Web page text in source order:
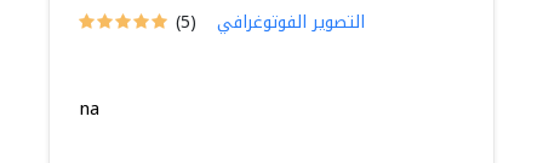
(5) التصوير الفوتوغرافي
na